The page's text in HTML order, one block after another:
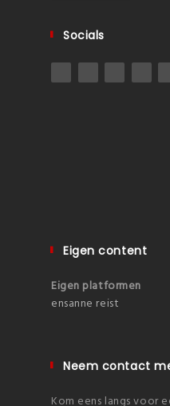
Socials
Eigen content
Eigen platformen
ensanne reist
Neem contact
Kom eens langs voor